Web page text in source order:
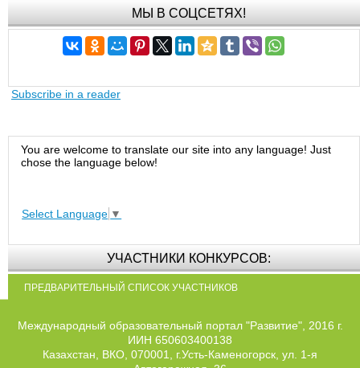
МЫ В СОЦСЕТЯХ!
Subscribe in a reader
You are welcome to translate our site into any language! Just
chose the language below!
Select Language ▼
УЧАСТНИКИ КОНКУРСОВ:
ПРЕДВАРИТЕЛЬНЫЙ СПИСОК УЧАСТНИКОВ
Международный образовательный портал "Развитие", 2016 г.
ИИН 650603400138
Казахстан, ВКО, 070001, г.Усть-Каменогорск, ул. 1-я